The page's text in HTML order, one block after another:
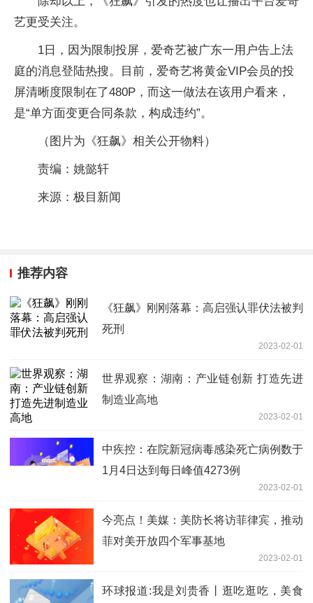
艺更受关注。
1日，因为限制投屏，爱奇艺被广东一用户告上法
庭的消息登陆热搜。目前，爱奇艺将黄金VIP会员的投
屏清晰度限制在了480P，而这一做法在该用户看来，
是“单方面变更合同条款，构成违约”。
（图片为《狂飙》相关公开物料）
责编：姚懿轩
来源：极目新闻
推荐内容
《狂飙》刚刚落幕：高启强认罪伏法被判
死刑
2023-02-01
世界观察：湖南：产业链创新 打造先进
制造业高地
2023-02-01
中疾控：在院新冠病毒感染死亡病例数于
1月4日达到每日峰值4273例
2023-02-01
今亮点！美媒：美防长将访菲律宾，推动
菲对美开放四个军事基地
2023-02-01
环球报道:我是刘贵香丨逛吃逛吃，美食